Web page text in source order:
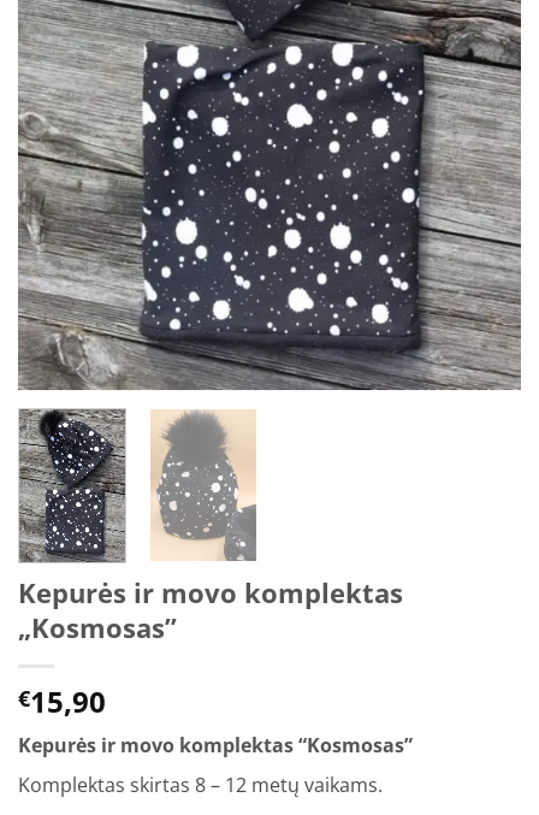
Kepurės ir movo komplektas
„Kosmosas”
€15,90
Kepurės ir movo komplektas “Kosmosas”
Komplektas skirtas 8 – 12 metų vaikams.